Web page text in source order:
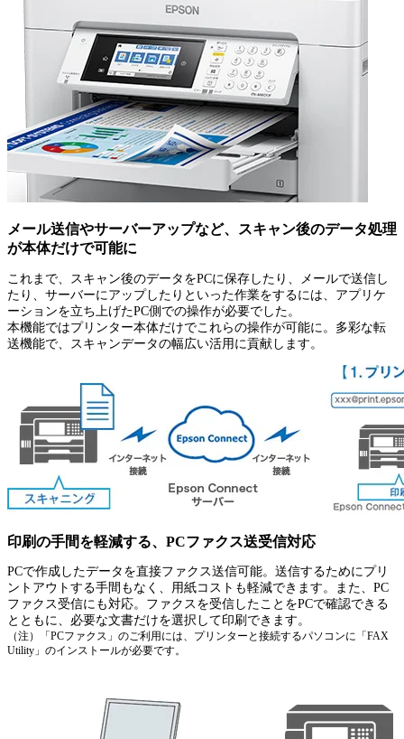
メール送信やサーバーアップなど、スキャン後のデータ処理
が本体だけで可能に
これまで、スキャン後のデータをPCに保存したり、メールで送信し
たり、サーバーにアップしたりといった作業をするには、アプリケ
ーションを立ち上げたPC側での操作が必要でした。
本機能ではプリンター本体だけでこれらの操作が可能に。多彩な転
送機能で、スキャンデータの幅広い活用に貢献します。
印刷の手間を軽減する、PCファクス送受信対応
PCで作成したデータを直接ファクス送信可能。送信するためにプリ
ントアウトする手間もなく、用紙コストも軽減できます。また、PC
ファクス受信にも対応。ファクスを受信したことをPCで確認できる
とともに、必要な文書だけを選択して印刷できます。
（注）「PCファクス」のご利用には、プリンターと接続するパソコンに「FAX
Utility」のインストールが必要です。